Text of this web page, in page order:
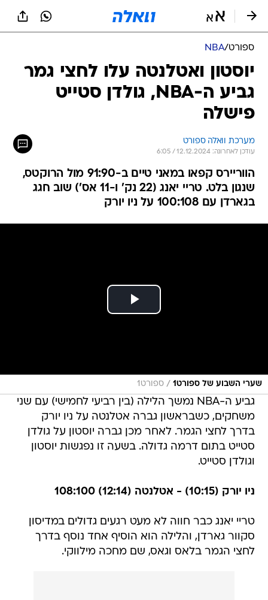
ספורט/
NBA
יוסטון ואטלנטה עלו לחצי גמר
גביע ה-NBA, גולדן סטייט
פישלה
מערכת וואלה ספורט
עודכן לאחרונה: 12.12.2024 / 6:05
הווריירס קפאו במאני טיים ב-91:90 מול הרוקטס,
שנגון בלט. טריי יאנג (22 נק' ו-11 אס') שוב חגג
בגארדן עם 100:108 על ניו יורק
שערי השבוע של ספורט1 / ספורט1
גביע ה-NBA נמשך הלילה (בין רביעי לחמישי) עם שני
משחקים, כשבראשון גברה אטלנטה על ניו יורק
בדרך לחצי הגמר. לאחר מכן גברה יוסטון על גולדן
סטייט בתום דרמה גדולה. בשעה זו נפגשות יוסטון
וגולדן סטייט.
ניו יורק (10:15) - אטלנטה (12:14) 108:100
טריי יאנג כבר חווה לא מעט רגעים גדולים במדיסון
סקוור גארדן, והלילה הוא הוסיף אחד נוסף בדרך
לחצי הגמר בלאס וגאס, שם מחכה מילווקי.